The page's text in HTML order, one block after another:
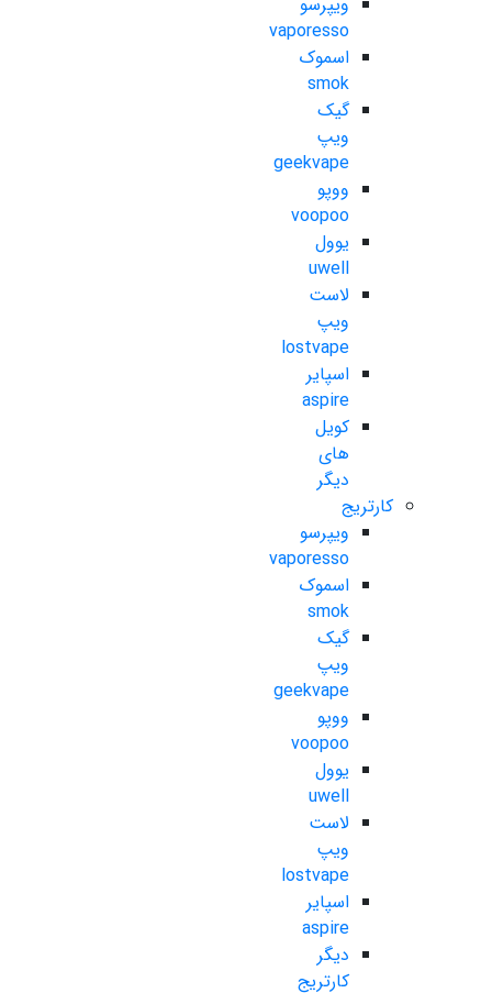
vaporesso
اسموک
smok
گیک
ویپ
geekvape
ووپو
voopoo
یوول
uwell
لاست
ویپ
lostvape
اسپایر
aspire
کویل
های
دیگر
کارتریج
ویپرسو
vaporesso
اسموک
smok
گیک
ویپ
geekvape
ووپو
voopoo
یوول
uwell
لاست
ویپ
lostvape
اسپایر
aspire
دیگر
کارتریج